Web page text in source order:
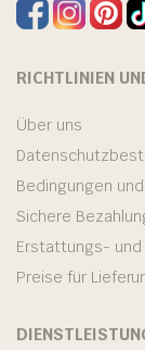
RICHTLINIEN
Über uns
Bedingungen
Sichere
Erstattungs-
Preise für